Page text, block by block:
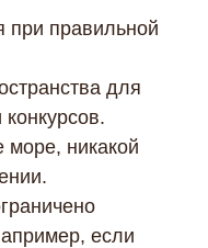
при правильной
для
никакой
если